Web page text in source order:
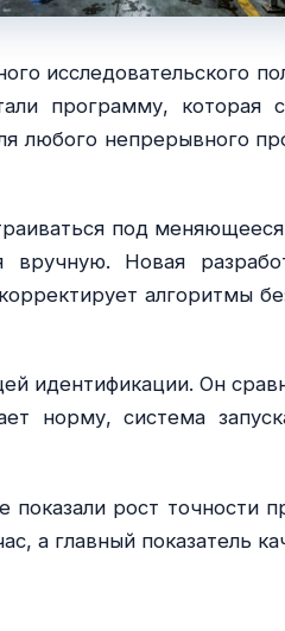
исследовательского
программу, которая
любого непрерывного
под
вручную. Новая
алгоритмы
идентификации. Он
норму, система
рост точности
а главный показатель